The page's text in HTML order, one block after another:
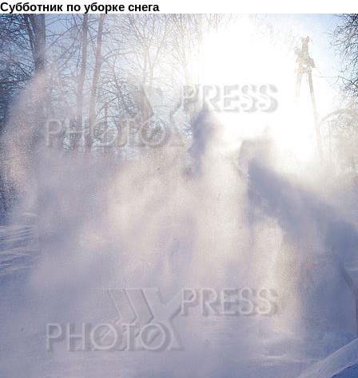
Субботник по уборке снега